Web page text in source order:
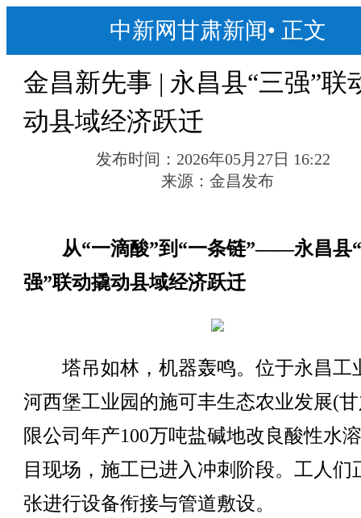
中新网甘肃新闻• 正文
金昌新先事 | 永昌县“三强”联
动县域经济跃迁
发布时间： 2026年05月27日 16:22
来源： 金昌发布
从“一滴酸”到“一条链”——永昌县
强”联动撬动县域经济跃迁
塔吊如林，机器轰鸣。位于永昌工
河西堡工业园的施可丰生态农业发展(
限公司年产100万吨盐碱地改良酸性水
目现场，施工已进入冲刺阶段。工人们
张进行设备衔接与管道敷设。